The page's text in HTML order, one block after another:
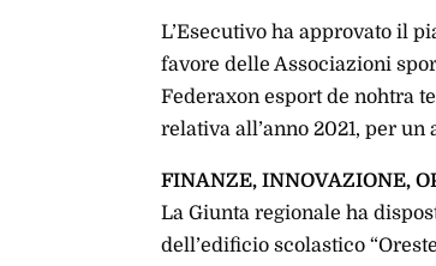
L’Esecutivo ha approvato il
favore delle Associazioni
Federaxon esport de nohtra
relativa all’anno 2021, per
FINANZE, INNOVAZIONE,
La Giunta regionale ha
dell’edificio scolastico